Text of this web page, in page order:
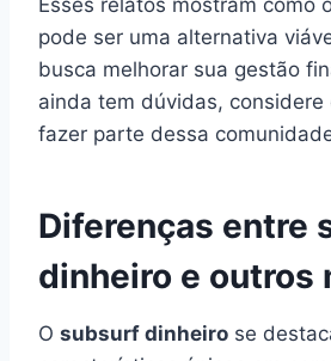
pode ser uma alternativa
busca melhorar sua gestão
ainda tem dúvidas, considere
fazer parte dessa
Diferenças entre
dinheiro e outros
O subsurf dinheiro se